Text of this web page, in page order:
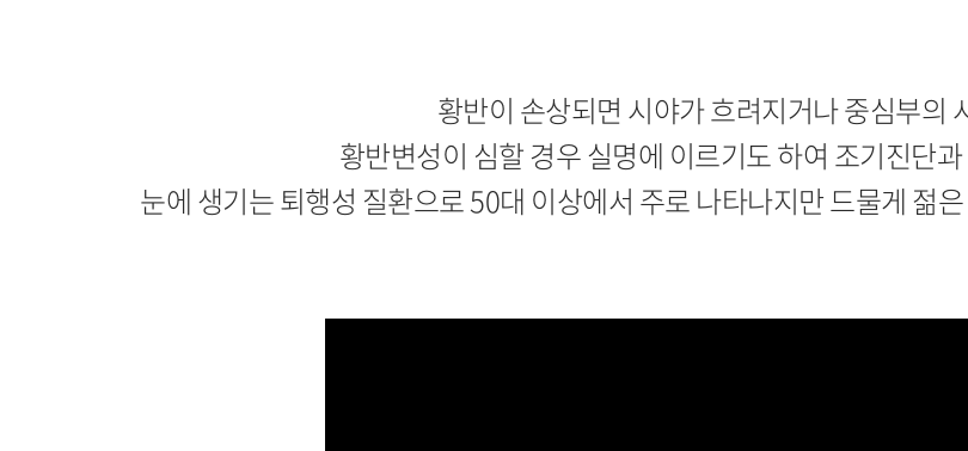
황반이 손상되면 시야가 흐려지거나 중심부의
황반변성이 심할 경우 실명에 이르기도 하여 조기진단
눈에 생기는 퇴행성 질환으로 50대 이상에서 주로 나타나지만 드물게 젊